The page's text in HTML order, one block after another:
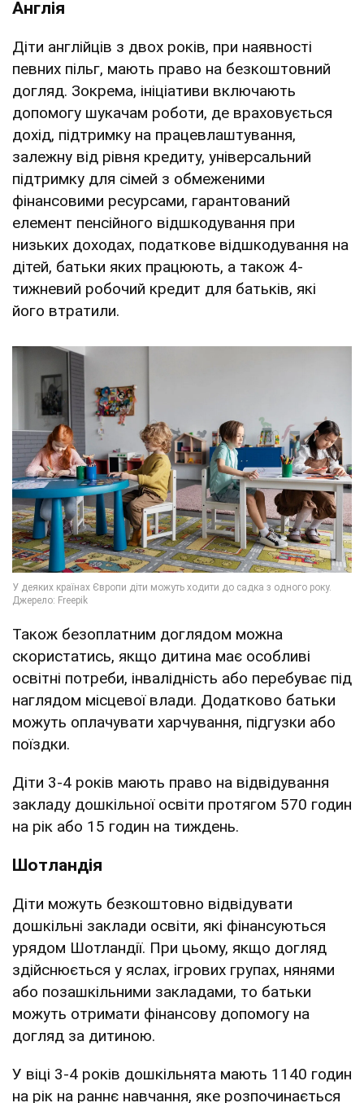
Англія
Діти англійців з двох років, при наявності
певних пільг, мають право на безкоштовний
догляд. Зокрема, ініціативи включають
допомогу шукачам роботи, де враховується
дохід, підтримку на працевлаштування,
залежну від рівня кредиту, універсальний
підтримку для сімей з обмеженими
фінансовими ресурсами, гарантований
елемент пенсійного відшкодування при
низьких доходах, податкове відшкодування на
дітей, батьки яких працюють, а також 4-
тижневий робочий кредит для батьків, які
його втратили.
Також безоплатним доглядом можна
скористатись, якщо дитина має особливі
освітні потреби, інвалідність або перебуває під
наглядом місцевої влади. Додатково батьки
можуть оплачувати харчування, підгузки або
поїздки.
Діти 3-4 років мають право на відвідування
закладу дошкільної освіти протягом 570 годин
на рік або 15 годин на тиждень.
Шотландія
Діти можуть безкоштовно відвідувати
дошкільні заклади освіти, які фінансуються
урядом Шотландії. При цьому, якщо догляд
здійснюється у яслах, ігрових групах, нянями
або позашкільними закладами, то батьки
можуть отримати фінансову допомогу на
догляд за дитиною.
У віці 3-4 років дошкільнята мають 1140 годин
на рік на раннє навчання, яке розпочинається